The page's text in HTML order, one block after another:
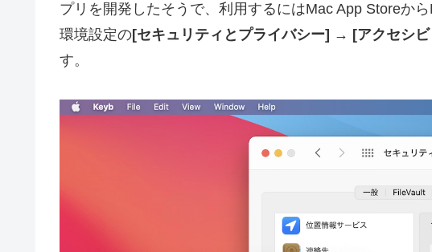
プリを開発したそうで、利用するにはMac App Storeか
環境設定の[セキュリティとプライバシー] → [アクセシビ
す。